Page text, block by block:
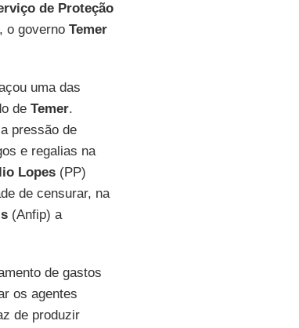
de Proteção
o governo Temer
uma das
de Temer.
pressão de
e regalias na
Lopes(PP)
de censurar, na
(Anfip) a
de gastos
os agentes
de produzir